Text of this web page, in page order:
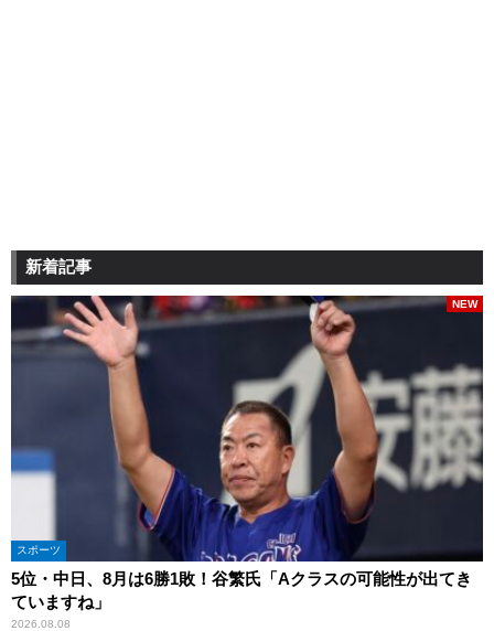
新着記事
スポーツ
5位・中日、8月は6勝1敗！谷繁氏「Aクラスの可能性が出てき
ていますね」
2026.08.08
NEW